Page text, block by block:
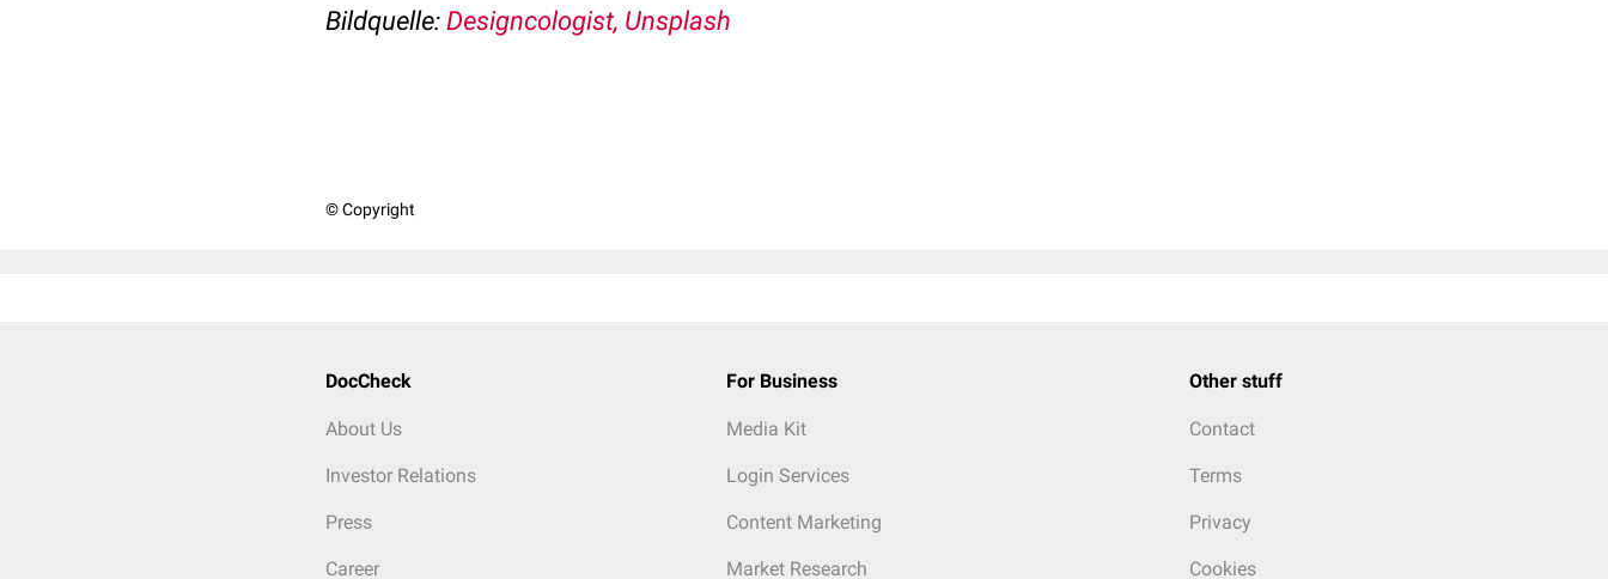
Bildquelle: Designcologist, Unsplash
© Copyright
DocCheck
About Us
Investor Relations
Press
Career
For Business
Media Kit
Login Services
Content Marketing
Market Research
Other stuff
Contact
Terms
Privacy
Cookies